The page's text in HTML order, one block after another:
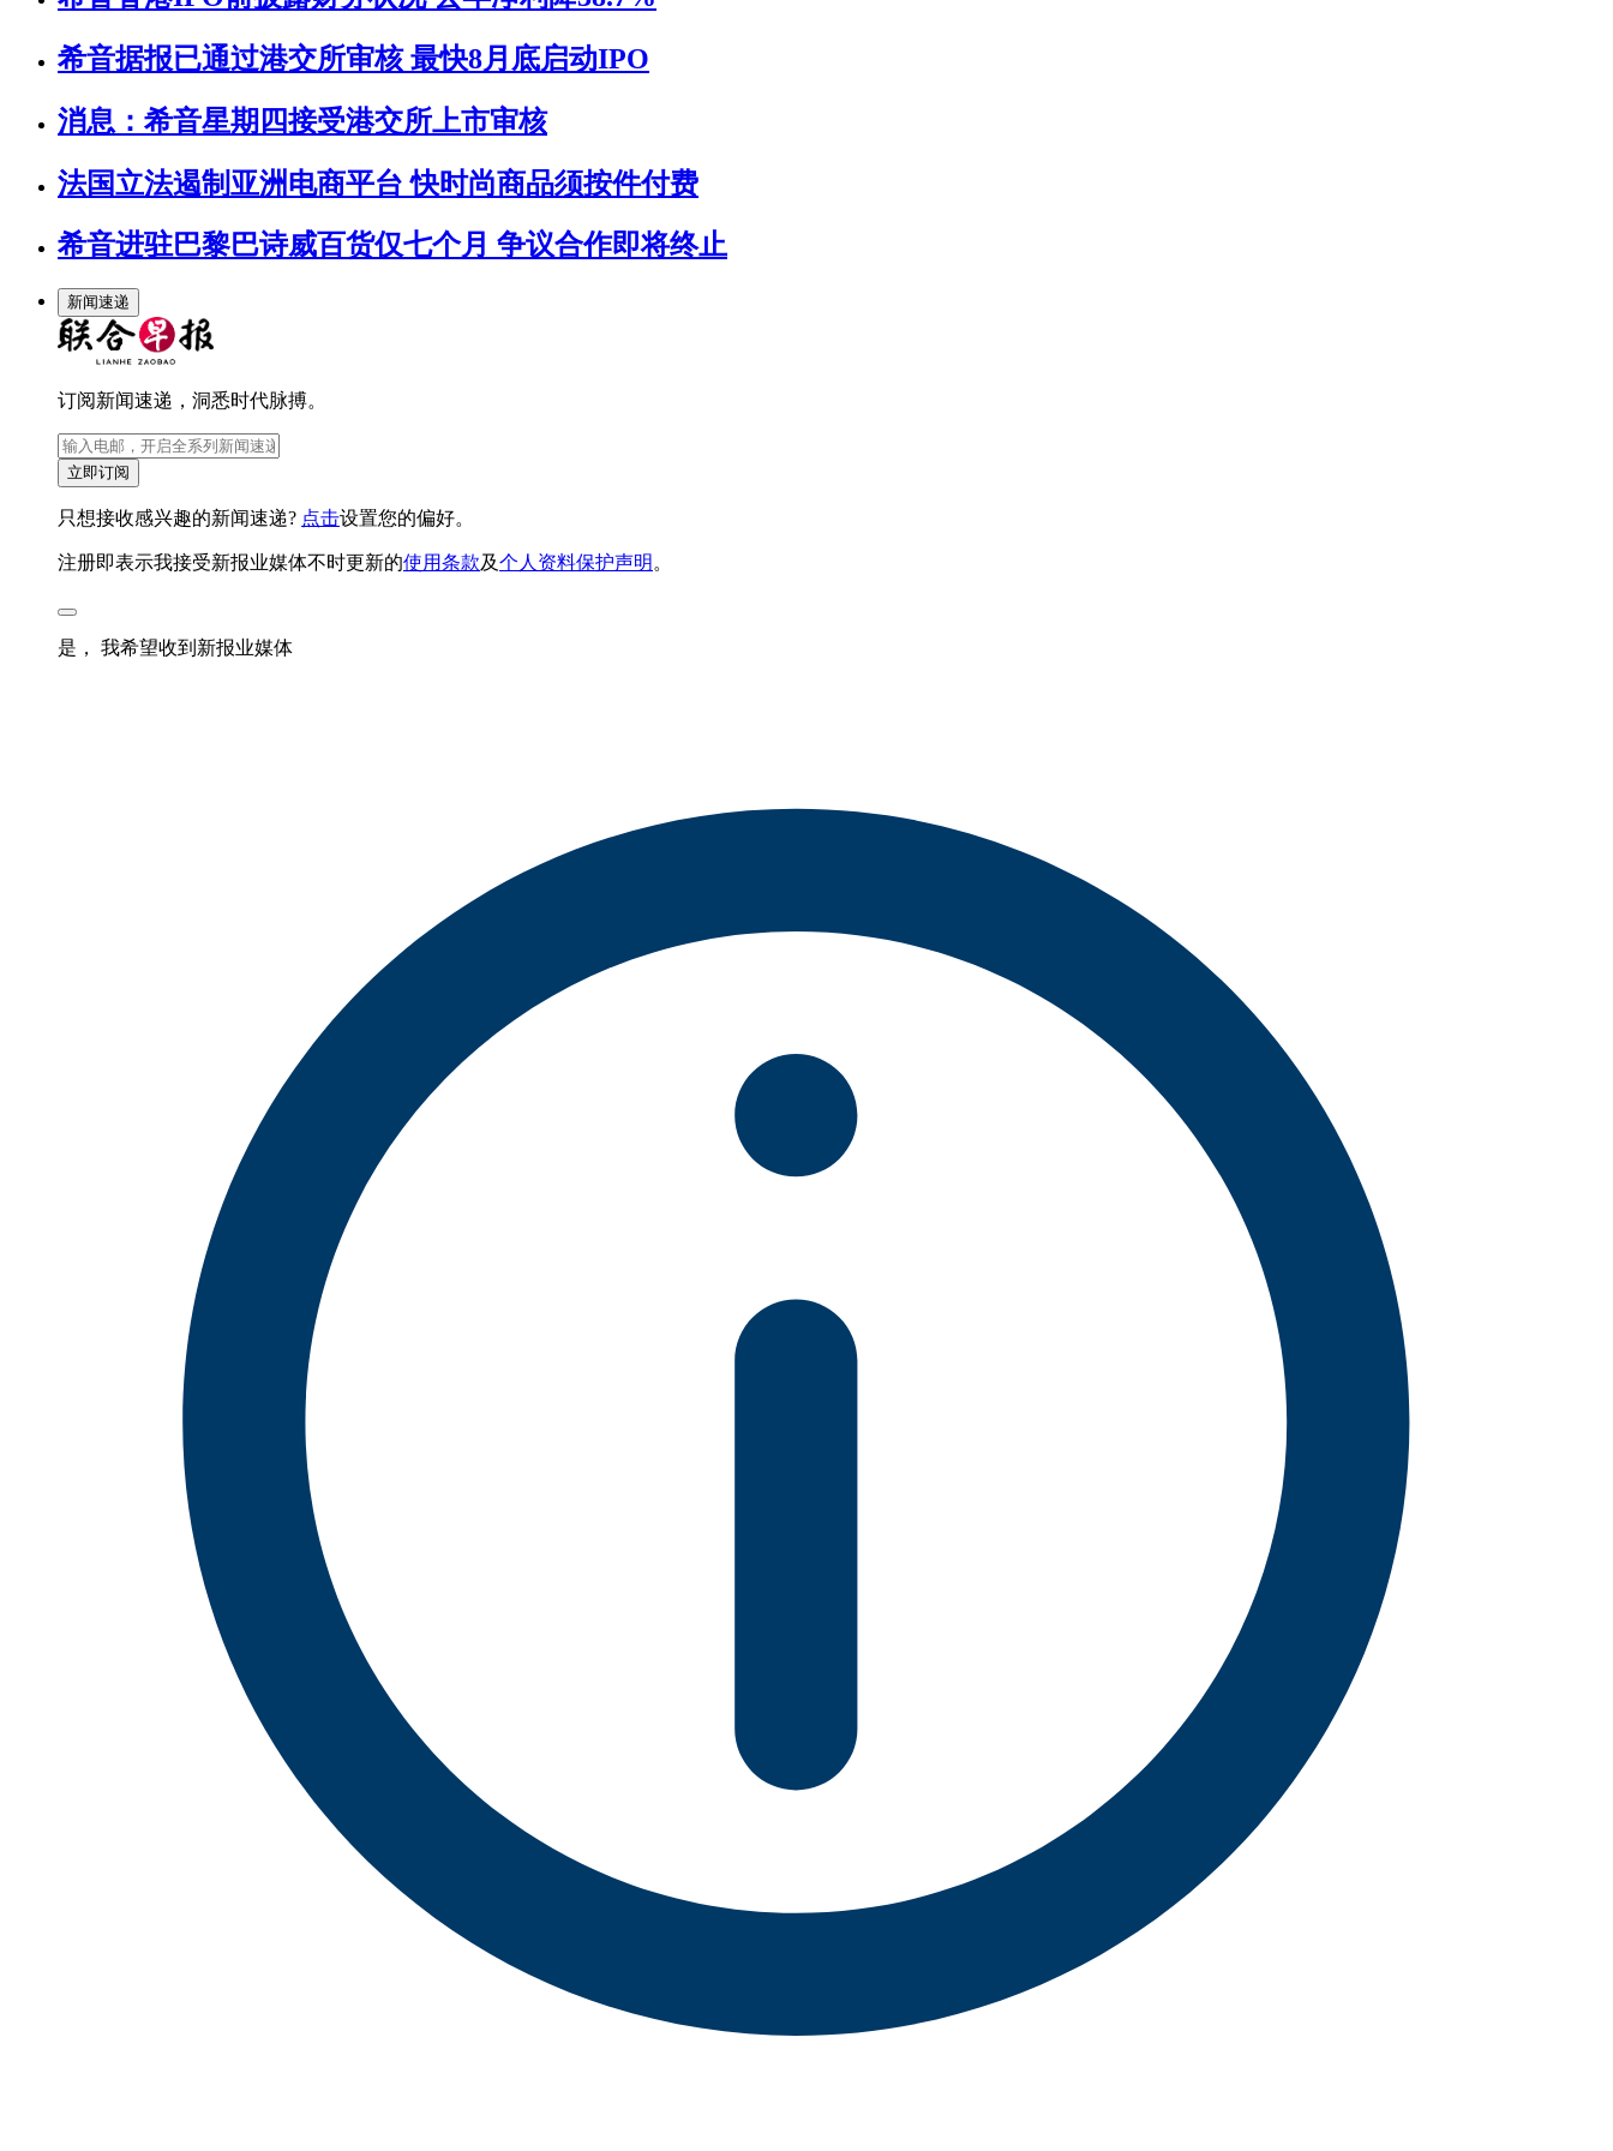
希音据报已通过港交所审核 最快8月底启动IPO
消息：希音星期四接受港交所上市审核
法国立法遏制亚洲电商平台 快时尚商品须按件付费
希音进驻巴黎巴诗威百货仅七个月 争议合作即将终止
新闻速递
订阅新闻速递，洞悉时代脉搏。
立即订阅
只想接收感兴趣的新闻速递? 点击设置您的偏好。
注册即表示我接受新报业媒体不时更新的使用条款及个人资料保护声明 。
是， 我希望收到新报业媒体